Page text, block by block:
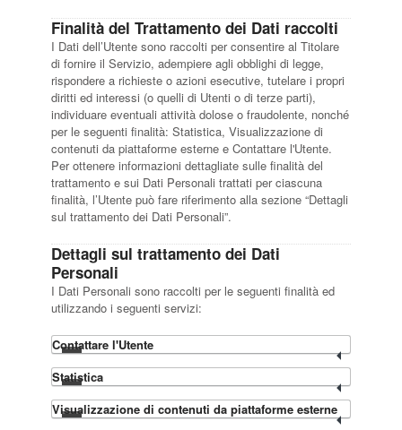
Finalità del Trattamento dei Dati raccolti
I Dati dell’Utente sono raccolti per consentire al Titolare
di fornire il Servizio, adempiere agli obblighi di legge,
rispondere a richieste o azioni esecutive, tutelare i propri
diritti ed interessi (o quelli di Utenti o di terze parti),
individuare eventuali attività dolose o fraudolente, nonché
per le seguenti finalità: Statistica, Visualizzazione di
contenuti da piattaforme esterne e Contattare l'Utente.
Per ottenere informazioni dettagliate sulle finalità del
trattamento e sui Dati Personali trattati per ciascuna
finalità, l’Utente può fare riferimento alla sezione “Dettagli
sul trattamento dei Dati Personali”.
Dettagli sul trattamento dei Dati
Personali
I Dati Personali sono raccolti per le seguenti finalità ed
utilizzando i seguenti servizi:
Contattare l'Utente
Statistica
Visualizzazione di contenuti da piattaforme esterne